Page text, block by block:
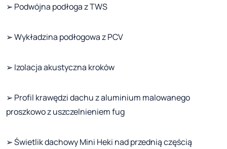
➢ Podwójna podłoga z TWS
➢ Wykładzina podłogowa z PCV
➢ Izolacja akustyczna kroków
➢ Profil krawędzi dachu z aluminium malowanego
proszkowo z uszczelnieniem fug
➢ Świetlik dachowy Mini Heki nad przednią częścią